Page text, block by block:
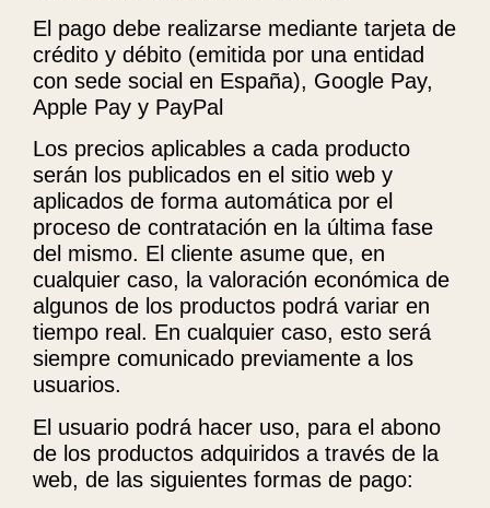
El pago debe realizarse mediante tarjeta de
crédito y débito (emitida por una entidad
con sede social en España), Google Pay,
Apple Pay y PayPal
Los precios aplicables a cada producto
serán los publicados en el sitio web y
aplicados de forma automática por el
proceso de contratación en la última fase
del mismo. El cliente asume que, en
cualquier caso, la valoración económica de
algunos de los productos podrá variar en
tiempo real. En cualquier caso, esto será
siempre comunicado previamente a los
usuarios.
El usuario podrá hacer uso, para el abono
de los productos adquiridos a través de la
web, de las siguientes formas de pago: